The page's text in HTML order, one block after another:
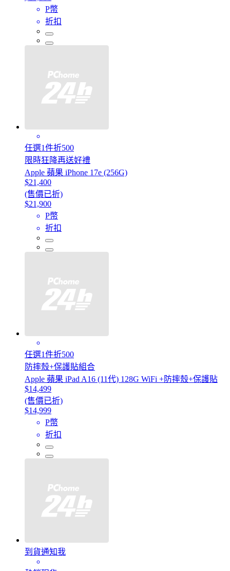
P幣
折扣
任選1件折500
限時狂降再送好禮
Apple 蘋果 iPhone 17e (256G)
$21,400
(售價已折)
$21,900
P幣
折扣
任選1件折500
防摔殼+保護貼組合
Apple 蘋果 iPad A16 (11代) 128G WiFi +防摔殼+保護貼
$14,499
(售價已折)
$14,999
P幣
折扣
到貨通知我